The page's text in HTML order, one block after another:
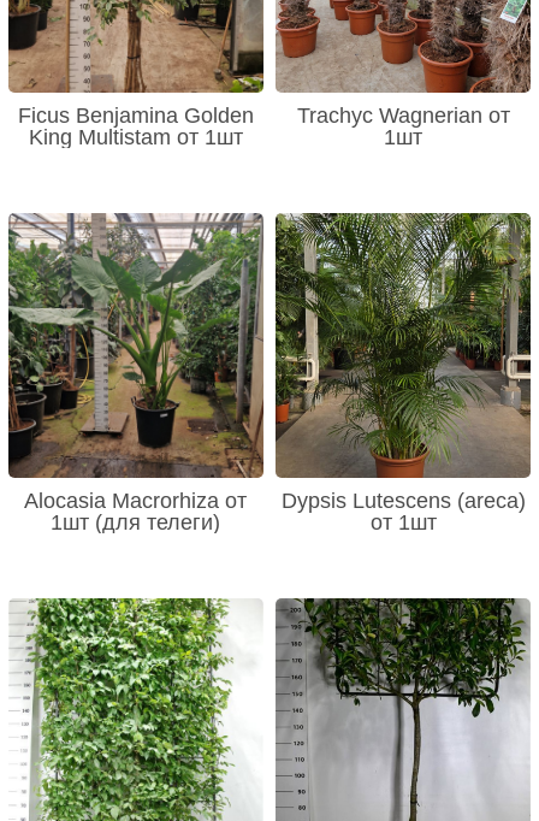
Ficus Benjamina Golden
King Multistam от 1шт
Trachyc Wagnerian от
1шт
Alocasia Macrorhiza от
1шт (для телеги)
Dypsis Lutescens (areca)
от 1шт